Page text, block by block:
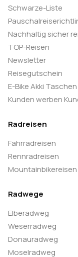
Schwarze-Liste
Nachhaltig sicher
TOP-Reisen
Newsletter
Reisegutschein
E-Bike Akki Taschen
Kunden werben
Radreisen
Fahrradreisen
Rennradreisen
Mountainbikereisen
Radwege
Elberadweg
Weserradweg
Donauradweg
Moselradweg